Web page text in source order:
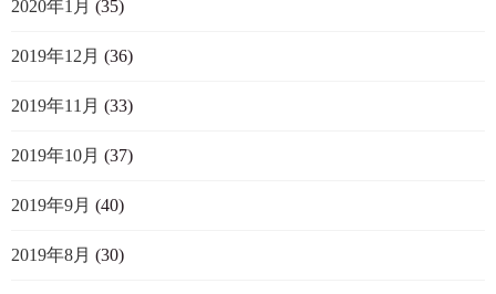
2020年1月 (35)
2019年12月 (36)
2019年11月 (33)
2019年10月 (37)
2019年9月 (40)
2019年8月 (30)